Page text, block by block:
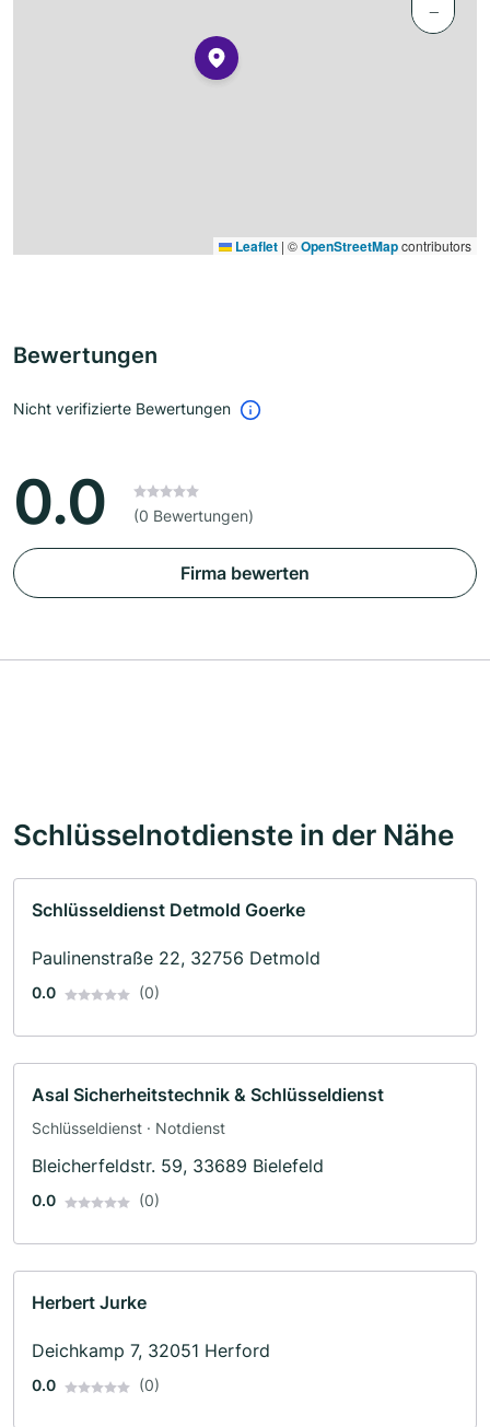
−
Leaflet | ©OpenStreetMapcontributors
Bewertungen
Nicht verifizierte Bewertungen
0.0 (0 Bewertungen)
Firma bewerten
Schlüsselnotdienste in der Nähe
Schlüsseldienst Detmold Goerke
Paulinenstraße 22, 32756 Detmold
0.0 (0)
Asal Sicherheitstechnik & Schlüsseldienst
Schlüsseldienst · Notdienst
Bleicherfeldstr. 59, 33689 Bielefeld
0.0 (0)
Herbert Jurke
Deichkamp 7, 32051 Herford
0.0 (0)